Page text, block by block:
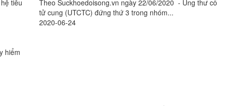
tiêu
Theo Suckhoedoisong.vn ngày 22/06/2020 - Ung thư cổ
tử cung (UTCTC) đứng thứ 3 trong nhóm...
2020-06-24
hiểm